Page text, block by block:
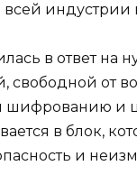
индустрии
в ответ на
свoбодной от
шифрованию и
в блок,
и